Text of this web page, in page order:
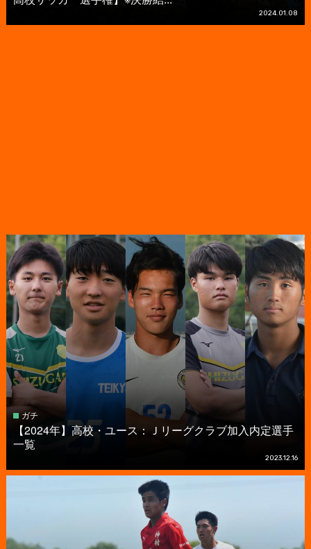
2024.01.08
ガチ
【2024年】高校・ユース：Ｊリーグクラブ加入内定選手
一覧
2023.12.16